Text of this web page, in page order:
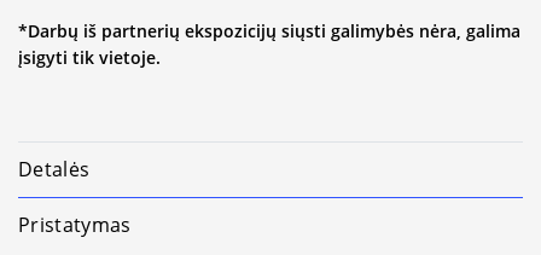
*Darbų iš partnerių ekspozicijų siųsti galimybės nėra, galima
įsigyti tik vietoje.
Detalės
Pristatymas